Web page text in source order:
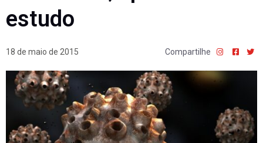
estudo
18 de maio de 2015 Compartilhe